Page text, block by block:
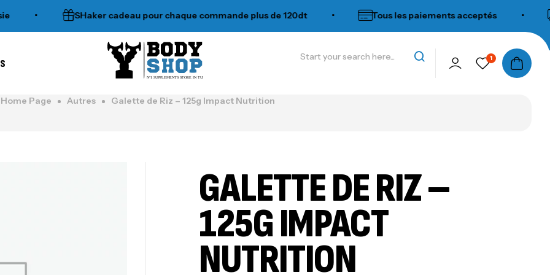
SHaker cadeau pour chaque commande plus de 120dt Tous les paiements acceptés
N°1 SUPPLEMENTS STORE IN TUNISIA
1
Home Page Autres Galette de Riz – 125g Impact Nutrition
GALETTE DE RIZ –
125G IMPACT
NUTRITION